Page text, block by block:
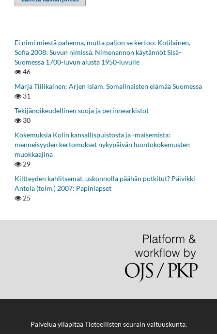
Ei nimi miestä pahenna, mutta paljon se kertoo: Kotilainen,
Sofia 2008: Suvun nimissä. Nimenannon käytännöt Sisä-
Suomessa 1700-luvun alusta 1950-luvulle
46
Marja Tiilikainen: Arjen islam. Somalinaisten elämää Suomessa
31
Tekijänoikeudellinen suoja ja perinnearkistot
30
Kokemuksia Kolin kansallispuistosta ja -maisemista:
menneisyyden kertomukset nykypäivän luontokokemusten
muokkaajina
29
Kiltteyden kahlitsemat, uskonnolla päähän potkitut? Päivikki
Antola (toim.) 2007: Papinlapset
25
Palvelua ylläpitääTieteellisten seurain valtuuskunta.